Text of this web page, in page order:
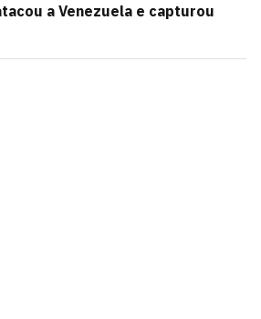
a Venezuela e capturou